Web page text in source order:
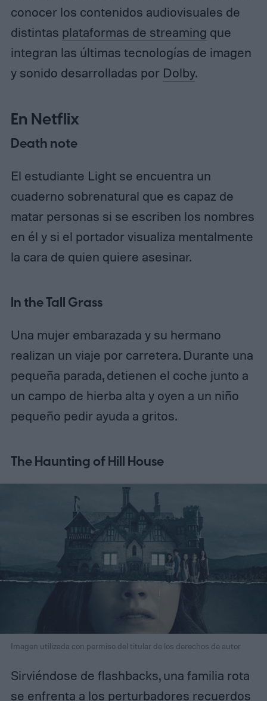
conocer los contenidos audiovisuales de
distintas plataformas de streaming que
integran las últimas tecnologías de imagen
y sonido desarrolladas por Dolby.
En Netflix
Death note
El estudiante Light se encuentra un
cuaderno sobrenatural que es capaz de
matar personas si se escriben los nombres
en él y si el portador visualiza mentalmente
la cara de quien quiere asesinar.
In the Tall Grass
Una mujer embarazada y su hermano
realizan un viaje por carretera. Durante una
pequeña parada, detienen el coche junto a
un campo de hierba alta y oyen a un niño
pequeño pedir ayuda a gritos.
The Haunting of Hill House
Imagen utilizada con permiso del titular de los derechos de autor
Sirviéndose de flashbacks, una familia rota
se enfrenta a los perturbadores recuerdos